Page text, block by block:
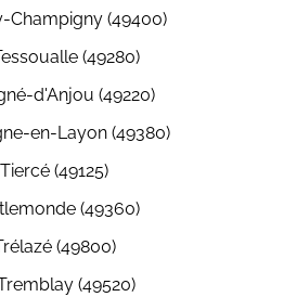
Champigny (49400)
(49280)
d'Anjou (49220)
en-Layon (49380)
Tiercé (49125)
(49360)
(49800)
(49520)